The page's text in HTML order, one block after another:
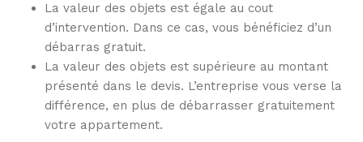
La valeur des objets est égale au cout
d’intervention. Dans ce cas, vous bénéficiez d’un
débarras gratuit.
La valeur des objets est supérieure au montant
présenté dans le devis. L’entreprise vous verse la
différence, en plus de débarrasser gratuitement
votre appartement.